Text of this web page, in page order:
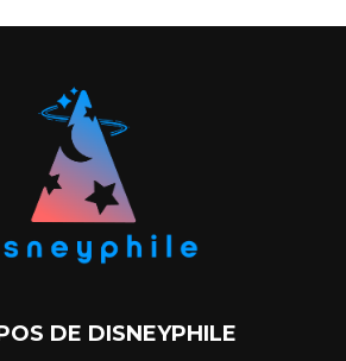
DE DISNEYPHILE